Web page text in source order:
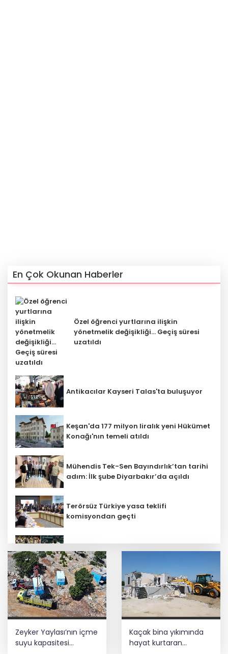
En Çok Okunan Haberler
Özel öğrenci yurtlarına ilişkin
yönetmelik değişikliği... Geçiş süresi
uzatıldı
Antikacılar Kayseri Talas'ta buluşuyor
Keşan'da 177 milyon liralık yeni Hükümet
Konağı'nın temeli atıldı
Mühendis Tek-Sen Bayındırlık’tan tarihi
adım: İlk şube Diyarbakır’da açıldı
Terörsüz Türkiye yasa teklifi
komisyondan geçti
Lukaku Fener’e mi, Beşiktaş’a mı geliyor?
Bilim insanlarından uzayda zincirleme
felaket uyarısı
kaldı
Zeyker Yaylası’nın içme
suyu kapasitesi
Kaçak bina yıkımında
hayat kurtaran